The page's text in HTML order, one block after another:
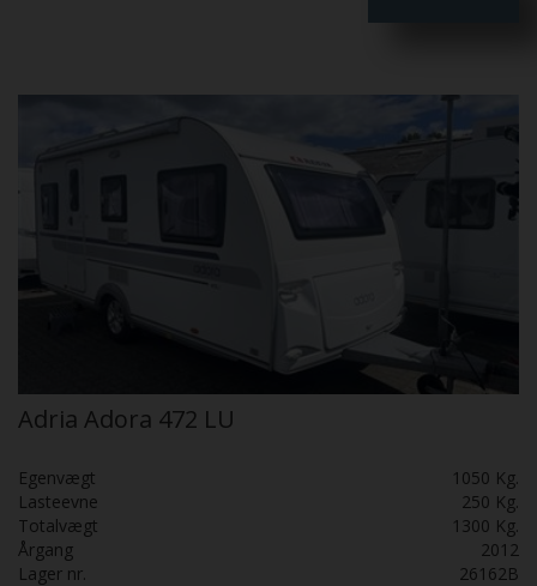
Adria Adora 472 LU
Egenvægt
1050 Kg.
Lasteevne
250 Kg.
Totalvægt
1300 Kg.
Årgang
2012
Lager nr.
26162B